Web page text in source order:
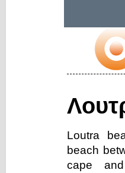
Loutra
beach
cape